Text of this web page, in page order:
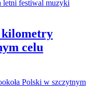
kilometry
celu